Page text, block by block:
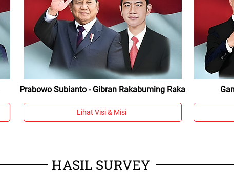
Prabowo Subianto - Gibran Rakabuming Raka
Lihat Visi & Misi
HASIL SURVEY